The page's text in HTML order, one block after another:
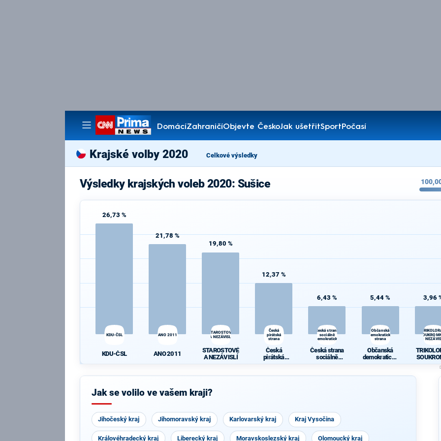
DomácíZahraničíObjevte ČeskoJak ušetřitSportPočasí
Pořady
Krajské volby 2020 Celkové výsledky
Výsledky krajských voleb 2020: Sušice
26,73 %
KDU-ČSL
KDU-ČSL
21,78 %
ANO 2011
ANO 2011
19,80 %
STAROSTOVÉ
A NEZÁVISLÍ
STAROSTOVÉ
A NEZÁVISLÍ
12,37 %
Česká
pirátská
strana
Česká
pirátská
6,43 %
Česká strana
sociálně
demokratická
Česká strana
sociálně
5,44 %
Občanská
demokratická
strana
Občanská
demokratická
strana
3,96
-
CI -
Jak se volilo ve vašem kraji?
Jihočeský kraj Jihomoravský kraj Karlovarský kraj Kraj Vysočina
Královéhradecký kraj Liberecký kraj Moravskoslezský kraj Olomoucký kraj